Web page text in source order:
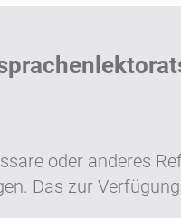
oder anderes
Das zur